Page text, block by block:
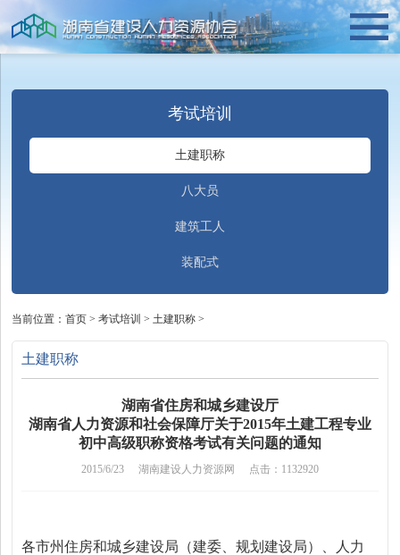
考试培训
土建职称
八大员
建筑工人
装配式
当前位置：首页 >考试培训 >土建职称 >
土建职称
湖南省住房和城乡建设厅
湖南省人力资源和社会保障厅关于2015年土建工程专业
初中高级职称资格考试有关问题的通知
2015/6/23 湖南建设人力资源网 点击：1132920
各市州住房和城乡建设局（建委、规划建设局）、人力